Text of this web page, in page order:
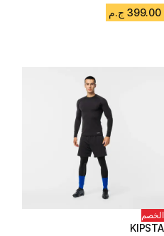
399.00 ج.م
الخصم
KIPSTA